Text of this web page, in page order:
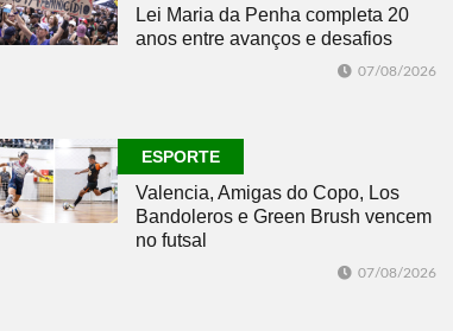
Lei Maria da Penha completa 20
anos entre avanços e desafios
07/08/2026
ESPORTE
Valencia, Amigas do Copo, Los
Bandoleros e Green Brush vencem
no futsal
07/08/2026